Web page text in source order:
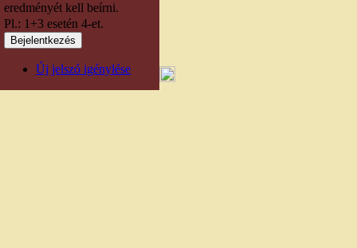
eredményét kell beírni.
Pl.: 1+3 esetén 4-et.
Új jelszó igénylése